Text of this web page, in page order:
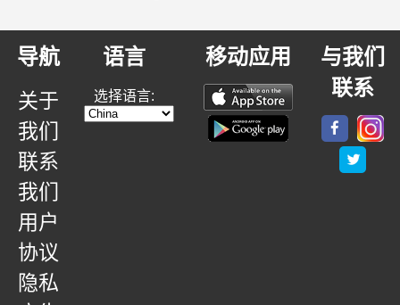
导航
关于
我们
联系
我们
用户
协议
隐私
语言
选择语言:
移动应用
与我们
联系